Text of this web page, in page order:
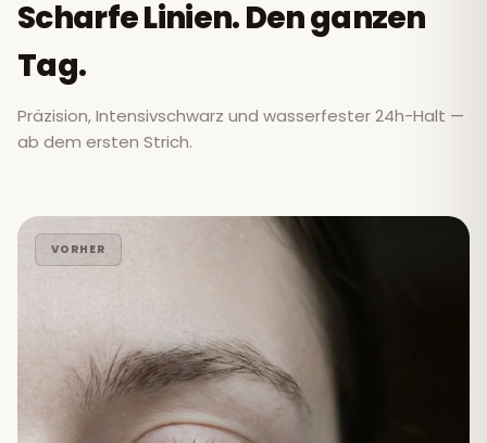
Scharfe Linien. Den ganzen
Tag.
Präzision, Intensivschwarz und wasserfester 24h-Halt —
ab dem ersten Strich.
VORHER